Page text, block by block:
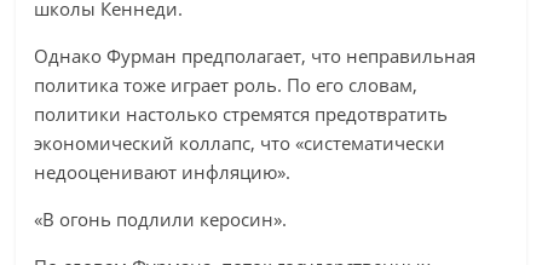
школы Кеннеди.
Однако Фурман предполагает, что неправильная
политика тоже играет роль. По его словам,
политики настолько стремятся предотвратить
экономический коллапс, что «систематически
недооценивают инфляцию».
«В огонь подлили керосин».